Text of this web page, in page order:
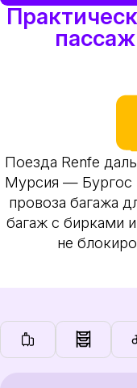
Поезда Renfe
Мурсия — Бургос
провоза багажа
багаж с бирками
не